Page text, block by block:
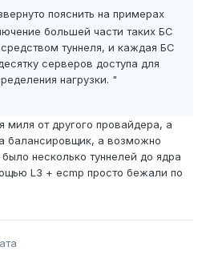
пояснить на примерах
большей части таких БС
туннеля, и каждая БС
серверов доступа для
нагрузки. "
миля от другого провайдера, а
балансировщик, а возможно
несколько туннелей до ядра
L3 + ecmp просто бежали по